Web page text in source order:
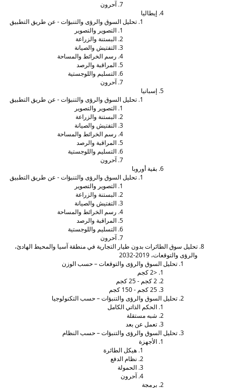
تحليل السوق والرؤى والتنبؤات - عن طريق التطبيق
التصوير والتصوير
البستنة والزراعة
التفتيش والصيانة
رسم الخرائط والمساحة
المراقبة والرصد
التسليم واللوجستية
تحليل السوق والرؤى والتنبؤات - عن طريق التطبيق
التصوير والتصوير
البستنة والزراعة
التفتيش والصيانة
رسم الخرائط والمساحة
المراقبة والرصد
التسليم واللوجستية
بقية أوروبا
تحليل السوق والرؤى والتنبؤات - عن طريق التطبيق
التصوير والتصوير
البستنة والزراعة
التفتيش والصيانة
رسم الخرائط والمساحة
المراقبة والرصد
التسليم واللوجستية
تحليل سوق الطائرات بدون طيار التجارية في منطقة آسيا والمحيط الهادئ،
والرؤى والتوقعات، 2019-2032
تحليل السوق والرؤى والتوقعات – حسب الوزن
تحليل السوق والرؤى والتنبؤات – حسب التكنولوجيا
الحكم الذاتي الكامل
شبه مستقلة
تعمل عن بعد
تحليل السوق والرؤى والتنبؤات – حسب النظام
هيكل الطائرة
نظام الدفع